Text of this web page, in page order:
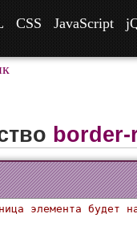
CSS JavaScript
элемента будет